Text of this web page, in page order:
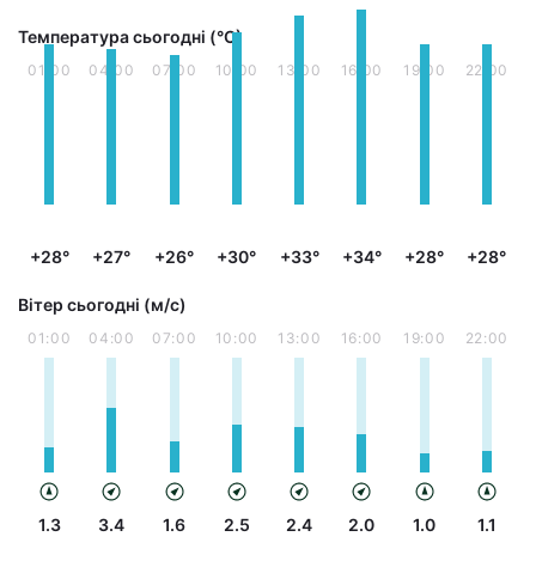
Температура сьогодні (°С)
01:00
+28°
04:00
+27°
07:00
+26°
10:00
+30°
13:00
+33°
16:00
+34°
19:00
+28°
22:00
+28°
Вітер сьогодні (м/с)
01:00
1.3
04:00
3.4
07:00
1.6
10:00
2.5
13:00
2.4
16:00
2.0
19:00
1.0
22:00
1.1